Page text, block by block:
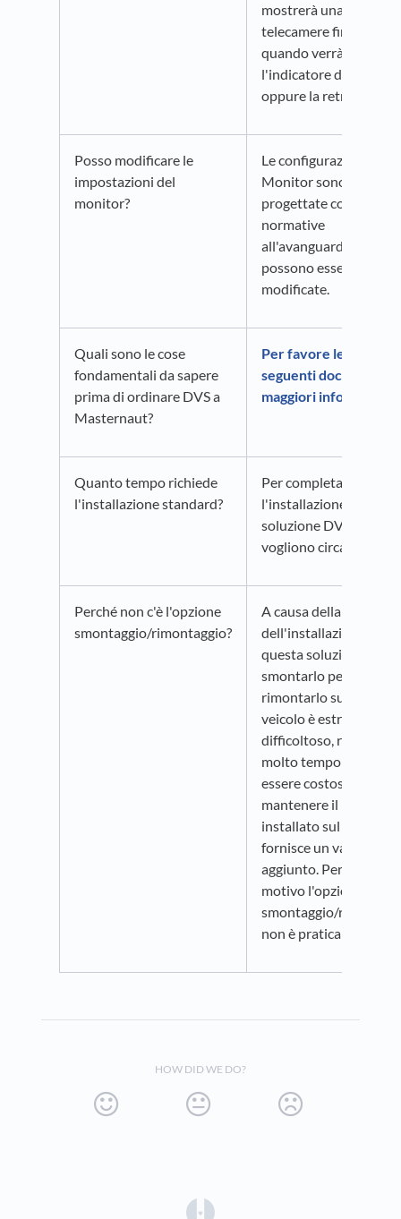
mostrerà una griglia di
telecamere fino a
quando verrà inserito
l'indicatore di svolta
oppure la retromarcia.
Posso modificare le
impostazioni del
monitor?
Le configurazioni DVS
Monitor sono state
progettate con
normative
all'avanguardia e non
possono essere
modificate.
Quali sono le cose
fondamentali da sapere
prima di ordinare DVS a
Masternaut?
Per favore leggi i
seguenti documenti
maggiori informazioni
Quanto tempo richiede
l'installazione standard?
Per completare
l'installazione della
soluzione DVS ci
vogliono circa 4-5 ore.
Perché non c'è l'opzione
smontaggio/rimontaggio?
A causa della natura
dell'installazione di
questa soluzione,
smontarlo per poi
rimontarlo su un altro
veicolo è
difficoltoso, richiede
molto tempo e può
essere costoso. Inoltre,
mantenere il prodotto
installato sul veicolo
fornisce un valore
aggiunto. Per questo
motivo l'opzione
smontaggio/
non è praticabile.
HOW DID WE DO?